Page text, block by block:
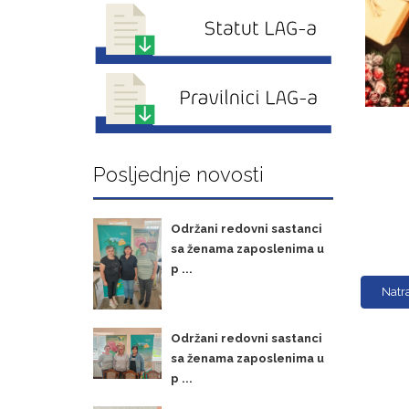
Posljednje novosti
Održani redovni sastanci
sa ženama zaposlenima u
p ...
Održani redovni sastanci
sa ženama zaposlenima u
p ...